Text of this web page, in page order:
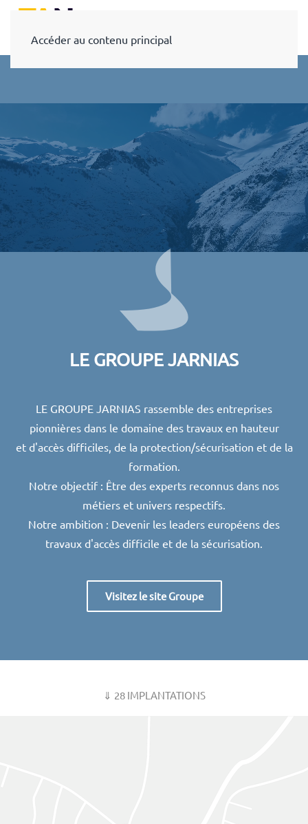
Accéder au contenu principal
LE GROUPE JARNIAS
LE GROUPE JARNIAS rassemble des entreprises
pionnières dans le domaine des travaux en hauteur
et d'accès difficiles, de la protection/sécurisation et de la
formation.
Notre objectif : Être des experts reconnus dans nos
métiers et univers respectifs.
Notre ambition : Devenir les leaders européens des
travaux d'accès difficile et de la sécurisation.
Visitez le site Groupe
⇓ 28 IMPLANTATIONS